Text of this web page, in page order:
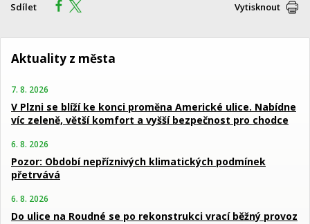
Sdílet Vytisknout
Aktuality z města
7. 8. 2026
V Plzni se blíží ke konci proměna Americké ulice. Nabídne
víc zeleně, větší komfort a vyšší bezpečnost pro chodce
6. 8. 2026
Pozor: Období nepříznivých klimatických podmínek
přetrvává
6. 8. 2026
Do ulice na Roudné se po rekonstrukci vrací běžný provoz